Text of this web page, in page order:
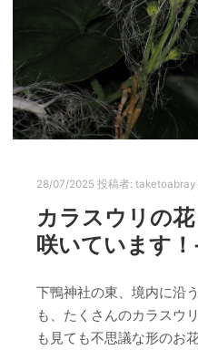
28/07/2025 投稿者: taketoabray
カラスウリの
咲いています！
下鴨神社の東、境内に沿
も、たくさんのカラスウ
も見ても不思議な形のお